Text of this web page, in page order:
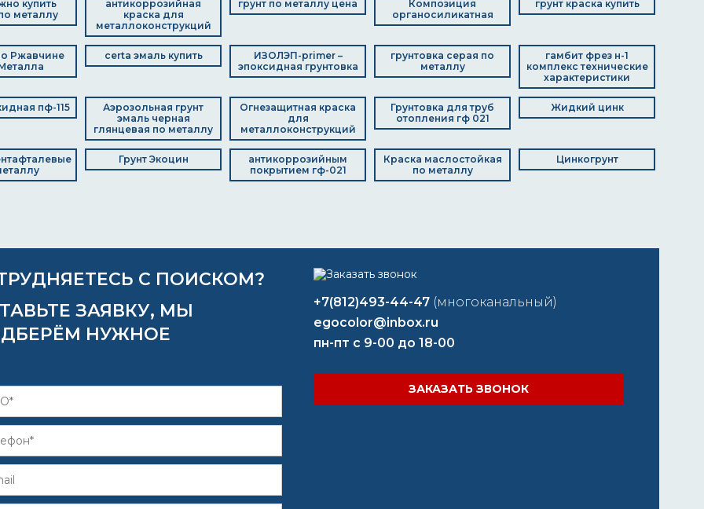
купить
металлу
антикоррозийная
краска для
металлоконструкций
грунт по металлу цена
Композиция
органосиликатная
грунт краска купить
Ржавчине
certa эмаль купить
ИЗОЛЭП-primer –
эпоксидная грунтовка
грунтовка серая по
металлу
гамбит фрез н-1
комплекс технические
характеристики
пф-115
Аэрозольная грунт
эмаль черная
глянцевая по металлу
Огнезащитная краска
для
металлоконструкций
Грунтовка для труб
отопления гф 021
Жидкий цинк
Грунт Экоцин
антикоррозийным
покрытием гф-021
Краска маслостойкая
по металлу
Цинкогрунт
С ПОИСКОМ?
ЗАЯВКУ, МЫ
НУЖНОЕ
+7(812)493-44-47 (многоканальный)
egocolor@inbox.ru
пн-пт с 9-00 до 18-00
ЗАКАЗАТЬ ЗВОНОК